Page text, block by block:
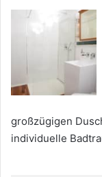
großzügigen
individuelle